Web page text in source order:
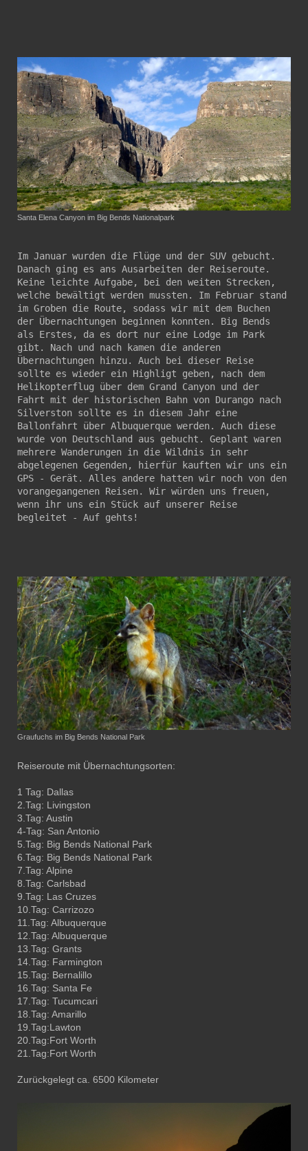
Santa Elena Canyon im Big Bends Nationalpark
Im Januar wurden die Flüge und der SUV gebucht.
Danach ging es ans Ausarbeiten der Reiseroute.
Keine leichte Aufgabe, bei den weiten Strecken,
welche bewältigt werden mussten. Im Februar stand
im Groben die Route, sodass wir mit dem Buchen
der Übernachtungen beginnen konnten. Big Bends
als Erstes, da es dort nur eine Lodge im Park
gibt. Nach und nach kamen die anderen
Übernachtungen hinzu. Auch bei dieser Reise
sollte es wieder ein Highligt geben, nach dem
Helikopterflug über dem Grand Canyon und der
Fahrt mit der historischen Bahn von Durango nach
Silverston sollte es in diesem Jahr eine
Ballonfahrt über Albuquerque werden. Auch diese
wurde von Deutschland aus gebucht. Geplant waren
mehrere Wanderungen in die Wildnis in sehr
abgelegenen Gegenden, hierfür kauften wir uns ein
GPS - Gerät. Alles andere hatten wir noch von den
vorangegangenen Reisen. Wir würden uns freuen,
wenn ihr uns ein Stück auf unserer Reise
Graufuchs im Big Bends National Park
Reiseroute mit Übernachtungsorten:
1 Tag: Dallas
2.Tag: Livingston
3.Tag: Austin
4-Tag: San Antonio
5.Tag: Big Bends National Park
6.Tag: Big Bends National Park
7.Tag: Alpine
8.Tag: Carlsbad
9.Tag: Las Cruzes
10.Tag: Carrizozo
11.Tag: Albuquerque
12.Tag: Albuquerque
13.Tag: Grants
14.Tag: Farmington
15.Tag: Bernalillo
16.Tag: Santa Fe
17.Tag: Tucumcari
18.Tag: Amarillo
19.Tag:Lawton
20.Tag:Fort Worth
21.Tag:Fort Worth
Zurückgelegt ca. 6500 Kilometer